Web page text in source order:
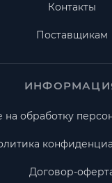
Контакты
Поставщикам
на обработку
Договор-